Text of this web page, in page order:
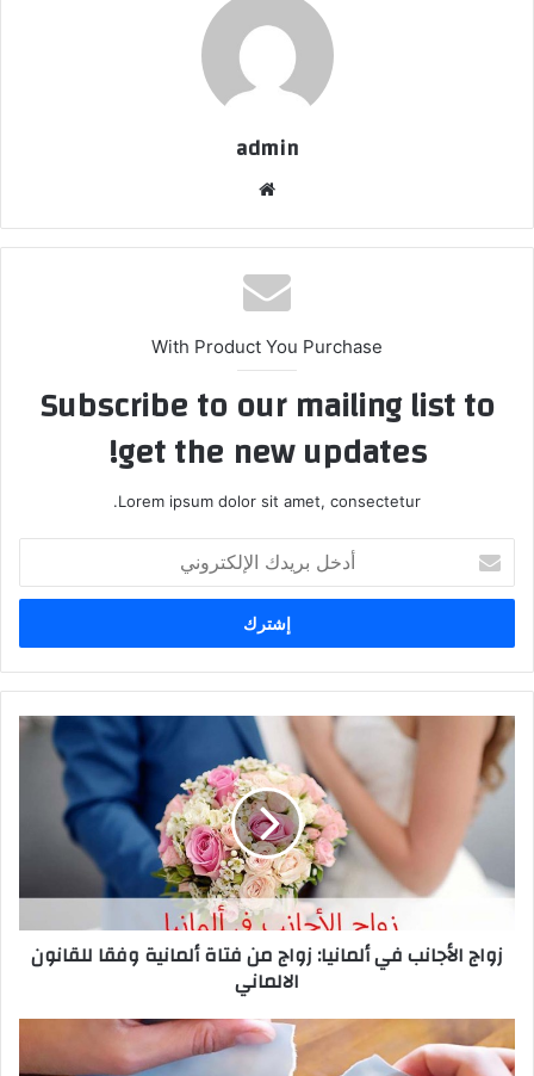
admin
With Product You Purchase
Subscribe to our mailing list to
get the new updates!
Lorem ipsum dolor sit amet, consectetur.
بريدك
الإلكتروني
زواج
الأجانب
في
ألمانيا:
فتاة
ألمانية
للقانون
زواج الأجانب في ألمانيا: زواج من فتاة ألمانية وفقا للقانون
الالماني
في